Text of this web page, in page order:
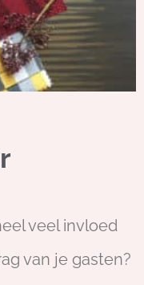
veel invloed
van je gasten?